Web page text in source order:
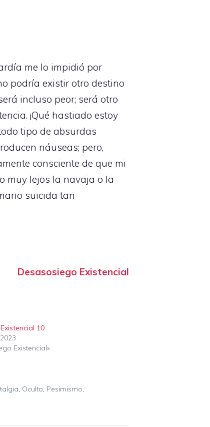
me lo impidió por
podría existir otro destino
incluso peor; será otro
¡Qué hastiado estoy
tipo de absurdas
náuseas; pero,
consciente de que mi
muy lejos la navaja o la
suicida tan
Desasosiego Existencial
10
Existencial»
, Oculto, Pesimismo,